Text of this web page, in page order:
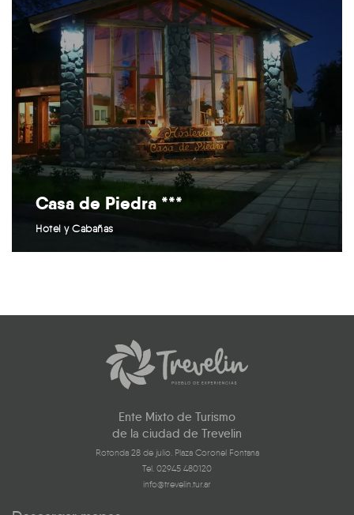
Casa de Piedra ***
Hotel y Cabañas
Ente Mixto de Turismo
de la ciudad de Trevelin
Rotonda 28 de julio. Plaza Coronel Fontana
Tel. 02945 480120
info@trevelin.tur.ar